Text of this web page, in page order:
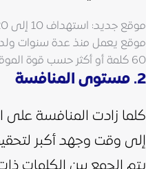
موقع جديد: استهداف 10 إلى 20 كلمة مفتاحية شهريًا.
60 كلمة أو أكثر حسب قوة الموقع.
2. مستوى المنافسة
كلما زادت المنافسة على
إلى وقت وجهد أكبر